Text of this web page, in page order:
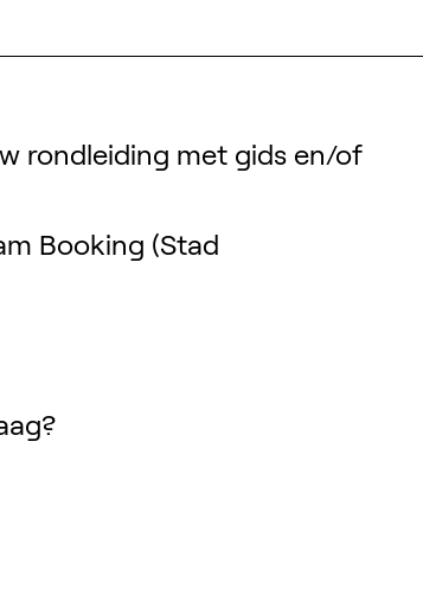
rondleiding met gids en/of
Booking (Stad